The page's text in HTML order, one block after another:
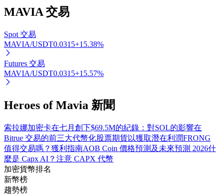
享受活期理財及長期收益
MAVIA 交易
Spot 交易
MAVIA/USDT0.0315+15.38%
Futures 交易
MAVIA/USDT0.0315+15.57%
Heroes of Mavia 新聞
索拉娜加密卡在七月創下$69.5M的紀錄：對SOL的影響在
Bitrue 交易的前三大代幣化股票期貨以獲取潛在利潤FRONG
值得交易嗎？獲利指南AOB Coin 價格預測及未來預測 2026什
麼是 Capx AI？注意 CAPX 代幣
加密貨幣排名
新幣榜
趨勢榜